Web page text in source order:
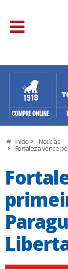
COMPRE ONLINE
Início Notícias
Fortaleza vence